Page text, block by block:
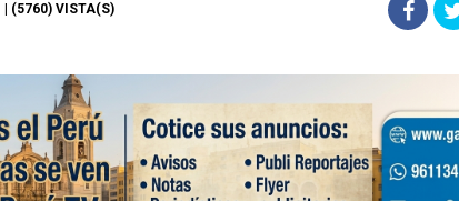
| (5760) VISTA(S)